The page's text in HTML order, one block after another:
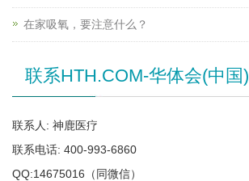
在家吸氧，要注意什么？
联系HTH.COM-华体会(中国)
联系人: 神鹿医疗
联系电话: 400-993-6860
QQ:14675016（同微信）